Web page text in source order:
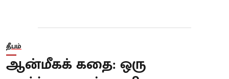
தீபம்
ஆன்மீகக் கதை: ஒரு